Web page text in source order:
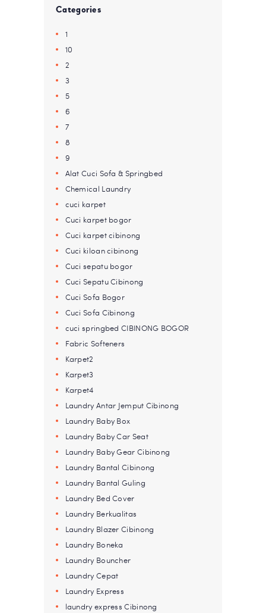
Categories
1
10
2
3
5
6
7
8
9
Alat Cuci Sofa & Springbed
Chemical Laundry
cuci karpet
Cuci karpet bogor
Cuci karpet cibinong
Cuci kiloan cibinong
Cuci sepatu bogor
Cuci Sepatu Cibinong
Cuci Sofa Bogor
Cuci Sofa Cibinong
cuci springbed CIBINONG BOGOR
Fabric Softeners
Karpet2
Karpet3
Karpet4
Laundry Antar Jemput Cibinong
Laundry Baby Box
Laundry Baby Car Seat
Laundry Baby Gear Cibinong
Laundry Bantal Cibinong
Laundry Bantal Guling
Laundry Bed Cover
Laundry Berkualitas
Laundry Blazer Cibinong
Laundry Boneka
Laundry Bouncher
Laundry Cepat
Laundry Express
laundry express Cibinong